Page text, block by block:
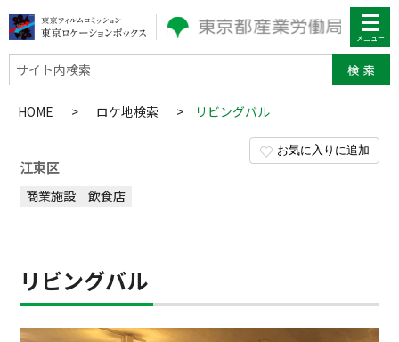
サイト内検索
HOME > ロケ地検索 > リビングバル
お気に入りに追加
江東区
商業施設 飲食店
リビングバル